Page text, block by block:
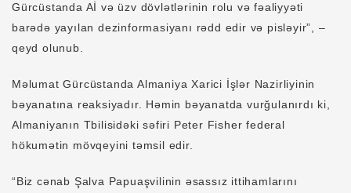
Gürcüstanda Aİ və üzv dövlətlərinin rolu və fəaliyyəti
barədə yayılan dezinformasiyanı rədd edir və pisləyir”, –
qeyd olunub.
Məlumat Gürcüstanda Almaniya Xarici İşlər Nazirliyinin
bəyanatına reaksiyadır. Həmin bəyanatda vurğulanırdı ki,
Almaniyanın Tbilisidəki səfiri Peter Fisher federal
hökumətin mövqeyini təmsil edir.
“Biz cənab Şalva Papuaşvilinin əsassız ittihamlarını